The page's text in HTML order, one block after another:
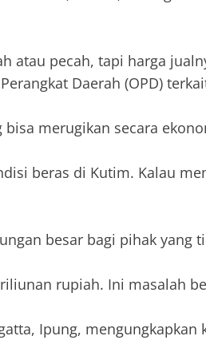
atau pecah, tapi harga
Daerah (OPD)
merugikan secara
beras di Kutim. Kalau
besar bagi pihak yang
rupiah. Ini masalah
Ipung,